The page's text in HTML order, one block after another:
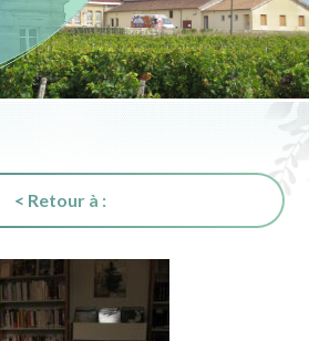
< Retour à :